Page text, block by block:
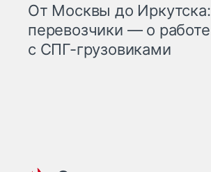
От Москвы до Иркутска:
перевозчики — о работе
с СПГ-грузовиками